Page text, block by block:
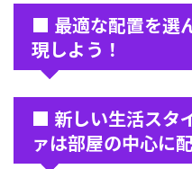
■ 最適な配置を選
現しよう！
■ 新しい生活スタ
ァは部屋の中心に